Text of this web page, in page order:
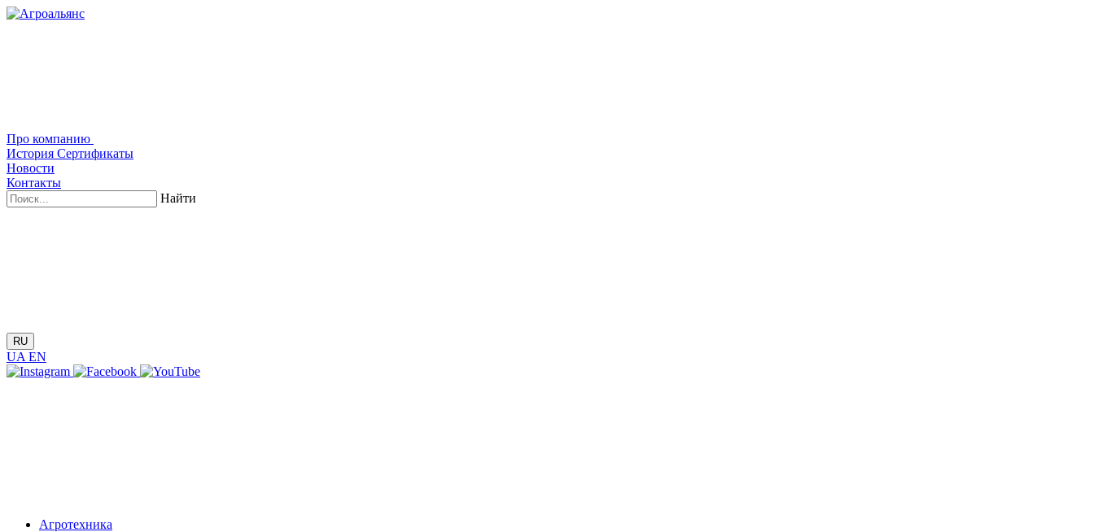
Про компанию
История Сертификаты
Новости
Контакты
Найти
RU
UA EN
Агротехника